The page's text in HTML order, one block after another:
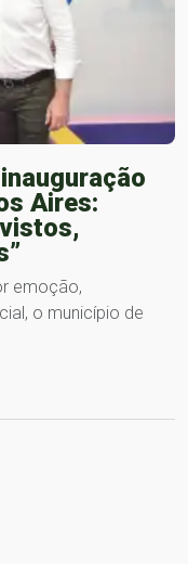
Aires:
emoção,
o município de